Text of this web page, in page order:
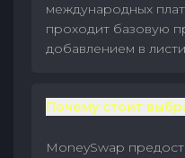
международных
проходит базовую
добавлением в
Почему стоит
MoneySwap